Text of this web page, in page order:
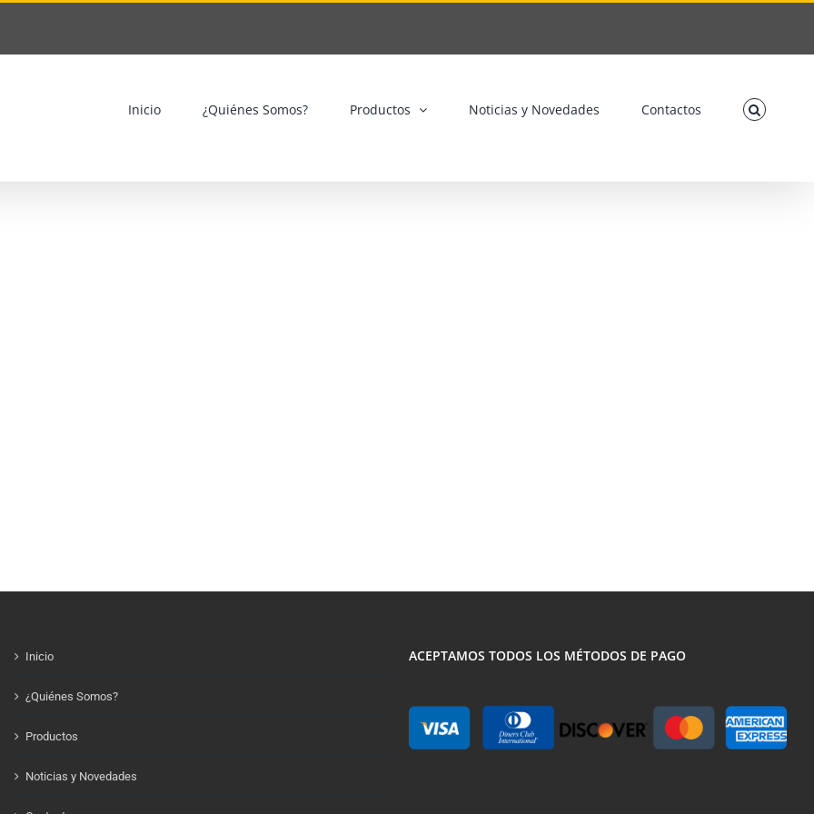
Inicio ¿Quiénes Somos? Productos Noticias y Novedades Contactos
Inicio
¿Quiénes Somos?
Productos
Noticias y Novedades
ACEPTAMOS TODOS LOS MÉTODOS DE PAGO